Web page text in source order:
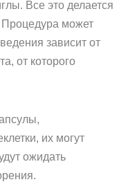
Все это делается
может
зависит от
от которого
их могут
ожидать